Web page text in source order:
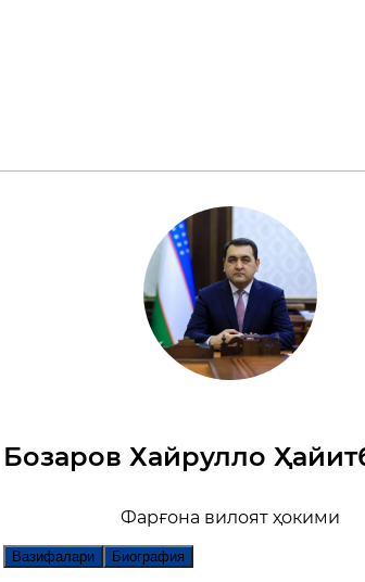
Бозаров Хайрулло
Фарғона вилоят ҳокими
Вазифалари Биография